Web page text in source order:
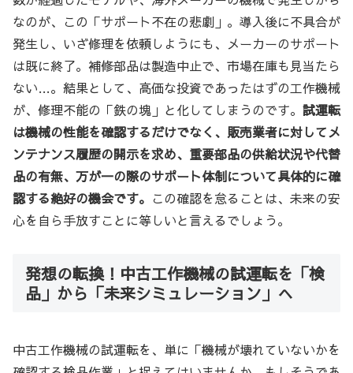
なのが、この「サポート不在の悲劇」。導入後に不具合が
発生し、いざ修理を依頼しようにも、メーカーのサポート
は既に終了。補修部品は製造中止で、市場在庫も見当たら
ない…。結果として、高価な投資であったはずの工作機械
が、修理不能の「鉄の塊」と化してしまうのです。 試運転
は機械の性能を確認するだけでなく、販売業者に対してメ
ンテナンス履歴の開示を求め、重要部品の供給状況や代替
品の有無、万が一の際のサポート体制について具体的に確
認する絶好の機会です。 この確認を怠ることは、未来の安
心を自ら手放すことに等しいと言えるでしょう。
発想の転換！中古工作機械の試運転を「検
品」から「未来シミュレーション」へ
中古工作機械の試運転を、単に「機械が壊れていないかを